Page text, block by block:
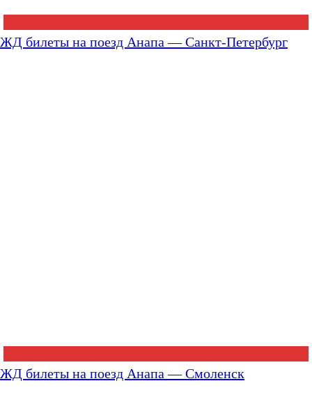
ЖД билеты на поезд Анапа — Санкт-Петербург
ЖД билеты на поезд Анапа — Смоленск